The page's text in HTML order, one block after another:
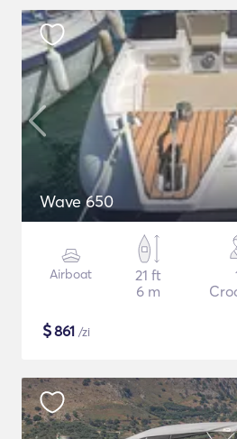
Wave 650
Airboat
21 ft
6 m
$861 /zi